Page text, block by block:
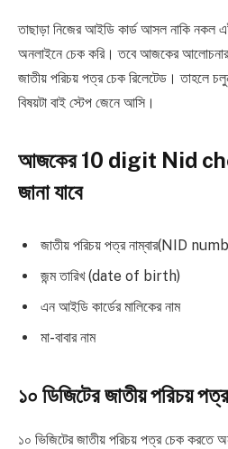
তাছাড়া নিজের আইডি কার্ড আসল নাকি নকল
অনলাইনে চেক করি। তবে আজকের আলোচনার
জাতীয় পরিচয় পত্র চেক রিলেটেড। তাহলে
বিষয়টা বাই স্টেপ জেনে আসি।
আজকের 10 digit Nid
জানা যাবে
জাতীয় পরিচয় পত্র নাম্বার(NID
জন্ম তারিখ (date of birth)
এন আইডি কার্ডের মালিকের নাম
মা-বাবার নাম
১০ ডিজিটের জাতীয় পরিচয়
১০ ভিজিটের জাতীয় পরিচয় পত্র চেক করতে